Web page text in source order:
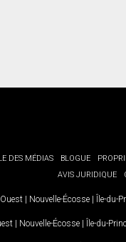
DES MÉDIAS BLOGUE
AVIS JURIDIQUE
| Nouvelle-Écosse | Île-du-
| Nouvelle-Écosse | Île-du-